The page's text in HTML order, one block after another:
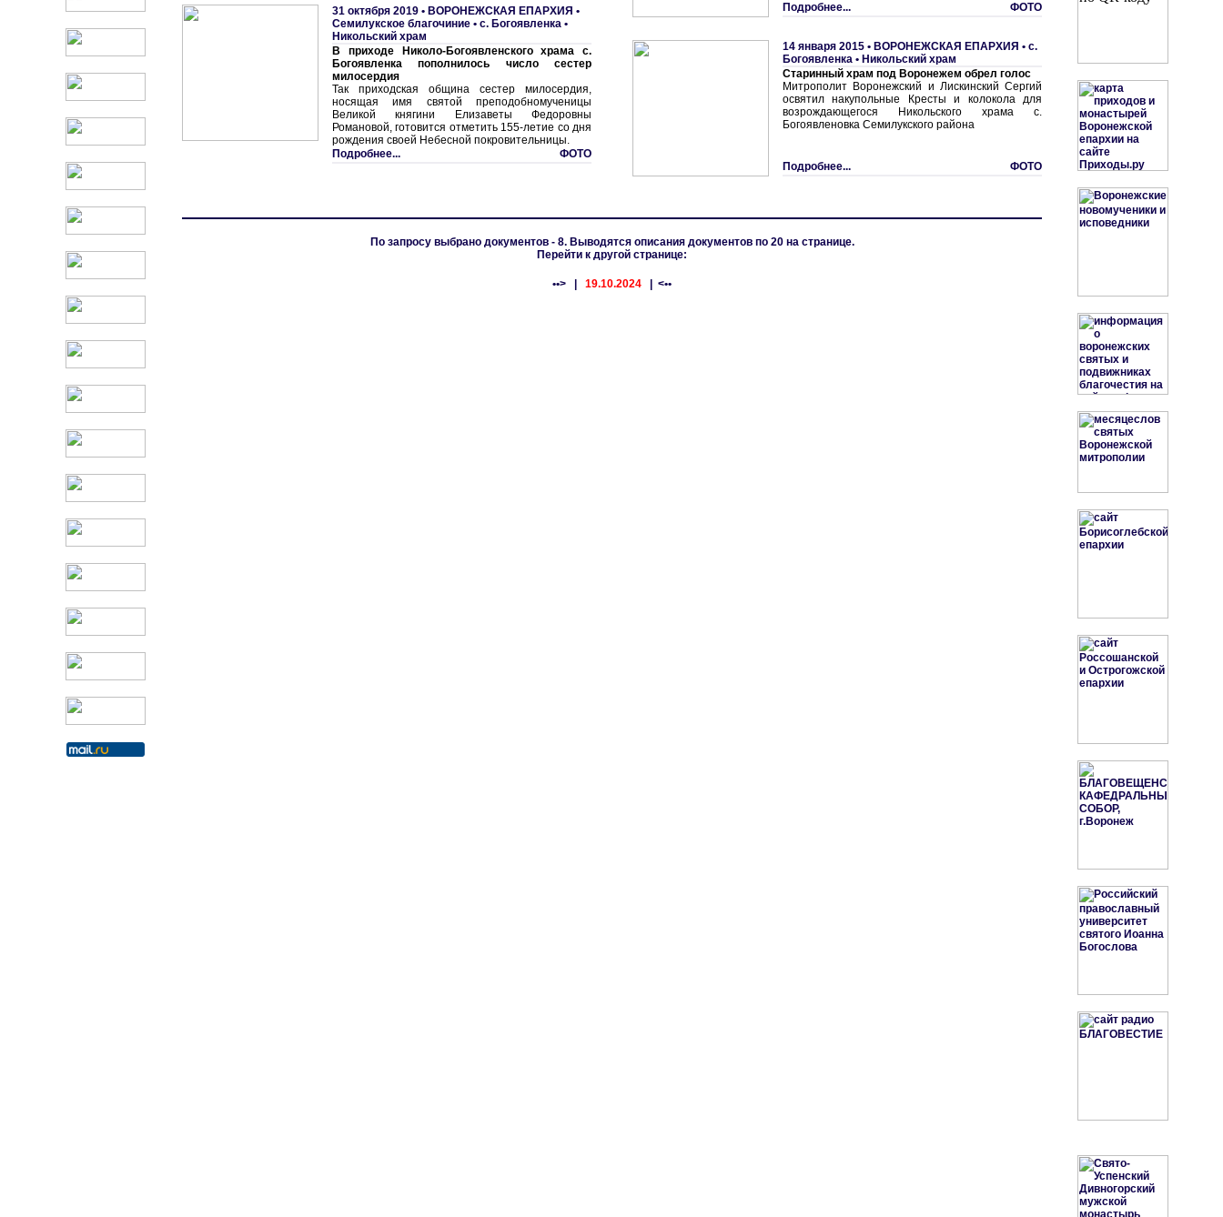
31 октября 2019 • ВОРОНЕЖСКАЯ ЕПАРХИЯ •
Семилукское благочиние • с. Богоявленка •
Никольский храм
В приходе Николо-Богоявленского храма с.
Богоявленка пополнилось число сестер
милосердия
Так приходская община сестер милосердия,
носящая имя святой преподобномученицы
Великой княгини Елизаветы Федоровны
Романовой, готовится отметить 155-летие со дня
рождения своей Небесной покровительницы.
Подробнее...
ФОТО
Подробнее...
ФОТО
14 января 2015 • ВОРОНЕЖСКАЯ ЕПАРХИЯ • с.
Богоявленка • Никольский храм
Старинный храм под Воронежем обрел голос
Митрополит Воронежский и Лискинский Сергий
освятил накупольные Кресты и колокола для
возрождающегося Никольского храма с.
Богоявленовка Семилукского района
Подробнее... ФОТО
По запросу выбрано документов - 8. Выводятся описания документов по 20 на странице.
Перейти к другой странице:
••> 19.10.2024 | <••